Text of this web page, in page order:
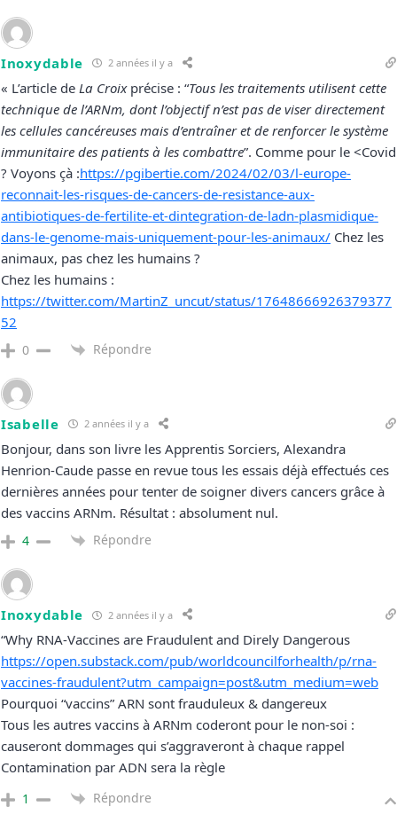
Inoxydable 2 années il y a
« L’article de La Croix précise : “Tous les traitements utilisent cette
technique de l’ARNm, dont l’objectif n’est pas de viser directement
les cellules cancéreuses mais d’entraîner et de renforcer le système
immunitaire des patients à les combattre”. Comme pour le <Covid
? Voyons çà :https://pgibertie.com/2024/02/03/l-europe-
reconnait-les-risques-de-cancers-de-resistance-aux-
antibiotiques-de-fertilite-et-dintegration-de-ladn-plasmidique-
dans-le-genome-mais-uniquement-pour-les-animaux/ Chez les
animaux, pas chez les humains ?
Chez les humains :
https://twitter.com/MartinZ_uncut/status/17648666926379377
52
0 Répondre
Isabelle 2 années il y a
Bonjour, dans son livre les Apprentis Sorciers, Alexandra
Henrion-Caude passe en revue tous les essais déjà effectués ces
dernières années pour tenter de soigner divers cancers grâce à
des vaccins ARNm. Résultat : absolument nul.
4 Répondre
Inoxydable 2 années il y a
“Why RNA-Vaccines are Fraudulent and Direly Dangerous
https://open.substack.com/pub/worldcouncilforhealth/p/rna-
vaccines-fraudulent?utm_campaign=post&utm_medium=web
Pourquoi “vaccins” ARN sont frauduleux & dangereux
Tous les autres vaccins à ARNm coderont pour le non-soi :
causeront dommages qui s’aggraveront à chaque rappel
Contamination par ADN sera la règle
1 Répondre